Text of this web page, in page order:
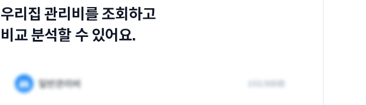
우리집 관리비를 조회하고
비교 분석할 수 있어요.